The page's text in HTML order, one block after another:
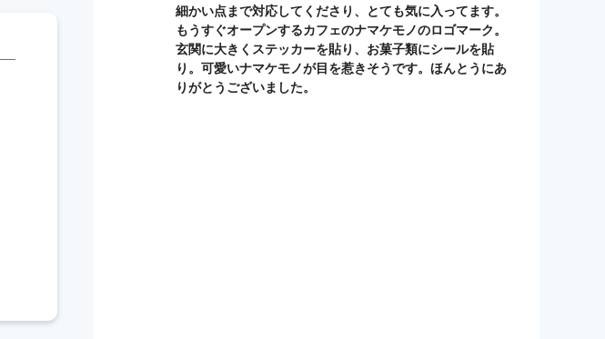
細かい点まで対応してくださり、とても気に入ってます。
もうすぐオープンするカフェのナマケモノのロゴマーク。
玄関に大きくステッカーを貼り、お菓子類にシールを貼
り。可愛いナマケモノが目を惹きそうです。ほんとうにあ
りがとうございました。